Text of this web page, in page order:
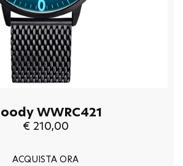
WWRC421
€ 210,00
ACQUISTA ORA